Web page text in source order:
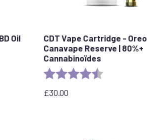
Oil
CDT Vape Cartridge -
Canavape Reserve | 80%+
Cannabinoïdes
Evaluation : 4.4 out of 5
£30.00